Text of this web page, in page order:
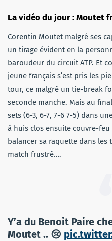
La vidéo du jour : Moutet
Corentin Moutet malgré ses
un tirage évident en la
baroudeur du circuit ATP. Et
jeune français s’est pris les
tour, ce malgré un tie-break
seconde manche. Mais au
sets (6-3, 6-7, 7-6 7-5) dans
à huis clos ensuite couvre-
balancer sa raquette dans les
match frustré….
Y’a du Benoit Paire
Moutet .. 😢